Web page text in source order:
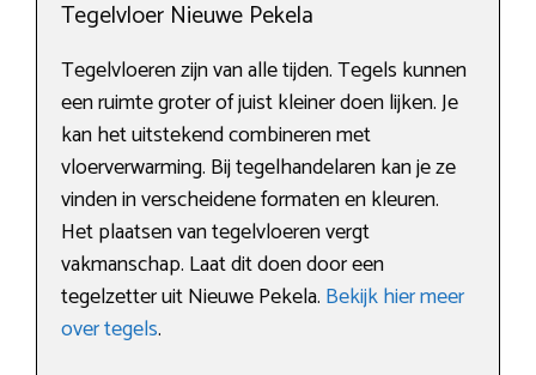
Tegelvloer Nieuwe Pekela
Tegelvloeren zijn van alle tijden. Tegels kunnen
een ruimte groter of juist kleiner doen lijken. Je
kan het uitstekend combineren met
vloerverwarming. Bij tegelhandelaren kan je ze
vinden in verscheidene formaten en kleuren.
Het plaatsen van tegelvloeren vergt
vakmanschap. Laat dit doen door een
tegelzetter uit Nieuwe Pekela. Bekijk hier meer
over tegels.